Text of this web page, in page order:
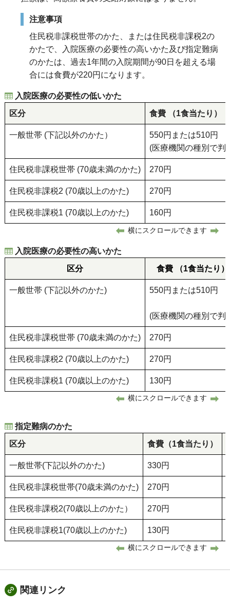
注意事項
住民税非課税世帯のかた、または住民税非課税2の
かたで、入院医療の必要性の高いかた及び指定難病
のかたは、過去1年間の入院期間が90日を超える場
合には食費が220円になります。
入院医療の必要性の低いかた
区分
食費 （1食当たり）
一般世帯 (下記以外のかた）
550円または510円
(医療機関の種別で判
住民税非課税世帯 (70歳未満のかた) 270円
住民税非課税2 (70歳以上のかた) 270円
住民税非課税1 (70歳以上のかた) 160円
横にスクロールできます
入院医療の必要性の高いかた
区分
食費 （1食当たり）
一般世帯 (下記以外のかた) 550円または510円
(医療機関の種別で判
住民税非課税世帯 (70歳未満のかた) 270円
住民税非課税2 (70歳以上のかた) 270円
住民税非課税1 (70歳以上のかた) 130円
横にスクロールできます
指定難病のかた
区分
食費（1食当たり）
一般世帯(下記以外のかた) 330円
住民税非課税世帯(70歳未満のかた) 270円
住民税非課税2(70歳以上のかた） 270円
住民税非課税1(70歳以上のかた) 130円
横にスクロールできます
関連リンク